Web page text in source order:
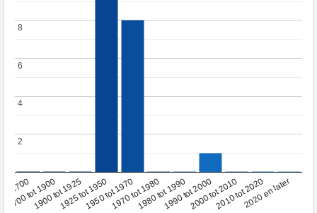
1700
1700 tot 1900
1900 tot 19251925 tot 19501950 tot 19701970 tot 19801980 tot 19901990 tot 20002000 tot 20102010 tot 20202020 en later
2
2
4
4
6
6
8
8